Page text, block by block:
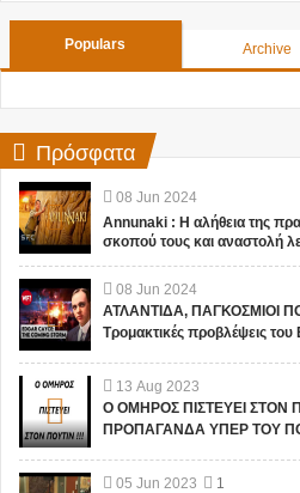
Populars Archive
Πρόσφατα
08 Jun 2024
Annunaki : Η αλήθεια της
σκοπού τους και αναστολή
08 Jun 2024
ΑΤΛΑΝΤΙΔΑ, ΠΑΓΚΟΣΜΙΟΙ
Τρομακτικές προβλέψεις
13 Aug 2023
Ο ΟΜΗΡΟΣ ΠΙΣΤΕΥΕΙ ΣΤΟΝ
ΠΡΟΠΑΓΑΝΔΑ ΥΠΕΡ ΤΟΥ
05 Jun 2023
1